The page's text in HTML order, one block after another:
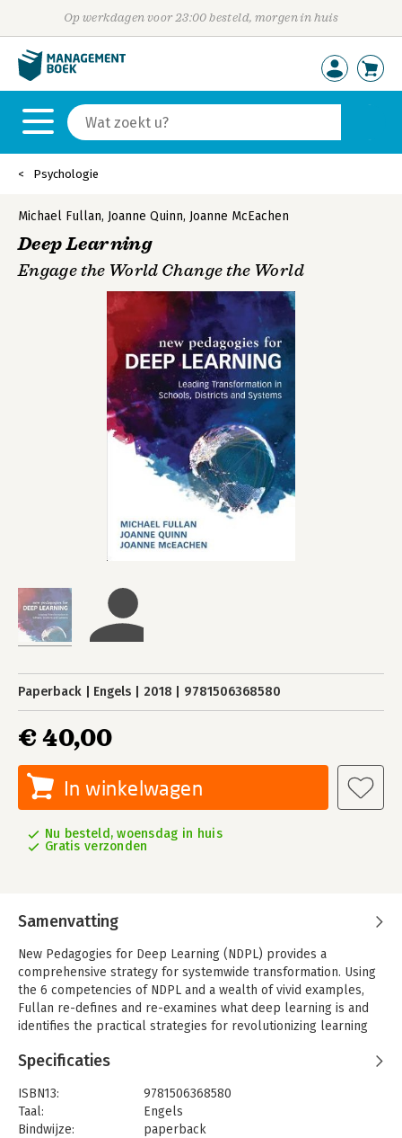
Op werkdagen voor 23:00 besteld, morgen in huis
Psychologie
Michael Fullan, Joanne Quinn, Joanne McEachen
Deep Learning
Engage the World Change the World
Paperback Engels 2018 9781506368580
€ 40,00
In winkelwagen
Nu besteld, woensdag in huis
Gratis verzonden
Samenvatting
New Pedagogies for Deep Learning (NDPL) provides a
comprehensive strategy for systemwide transformation. Using
the 6 competencies of NDPL and a wealth of vivid examples,
Fullan re-defines and re-examines what deep learning is and
identifies the practical strategies for revolutionizing learning
Specificaties
ISBN13:
9781506368580
Taal:
Engels
Bindwijze:
paperback